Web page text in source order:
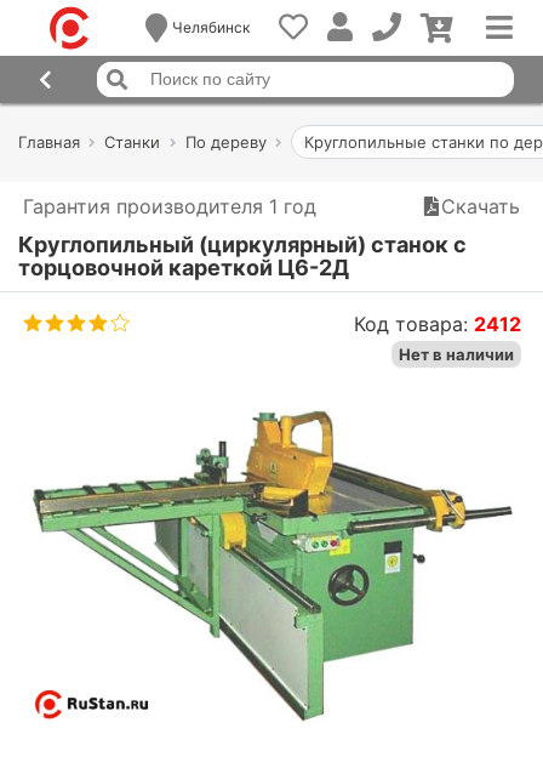
Челябинск
Главная Станки По дереву Круглопильные станки по
Гарантия производителя 1 год Скачать
Круглопильный (циркулярный) станок с
торцовочной кареткой Ц6-2Д
Код товара: 2412
Нет в наличии